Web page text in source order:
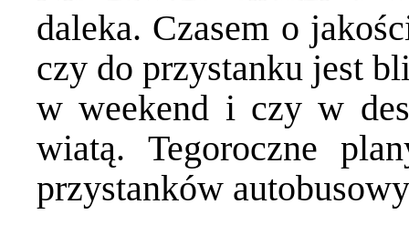
daleka. Czasem o
czy do przystanku jest
w weekend i czy w
wiatą. Tegoroczne
przystanków